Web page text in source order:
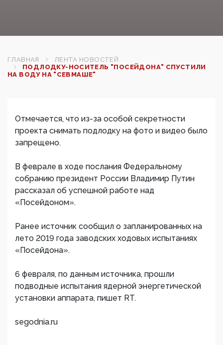
ГЛАВНАЯ
ЛЕНТА НОВОСТЕЙ
ПОДЛОДКУ-НОСИТЕЛЬ "ПОСЕЙДОНА" СПУСТИЛИ
НА ВОДУ НА "СЕВМАШЕ"
Отмечается, что из-за особой секретности
проекта снимать подлодку на фото и видео было
запрещено.
В феврале в ходе послания Федеральному
собранию президент России Владимир Путин
рассказал об успешной работе над
«Посейдоном».
Ранее источник сообщил о запланированных на
лето 2019 года заводских ходовых испытаниях
«Посейдона».
6 февраля, по данным источника, прошли
подводные испытания ядерной энергетической
установки аппарата, пишет RT.
segodnia.ru